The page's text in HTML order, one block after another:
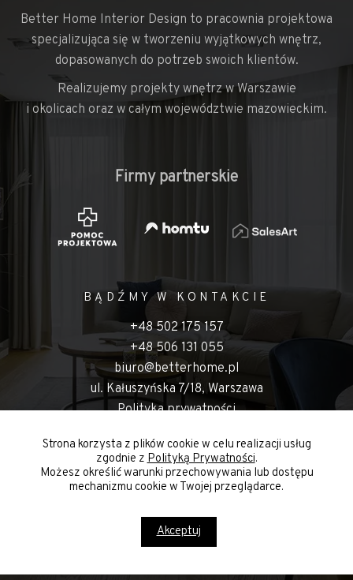
Better Home Interior Design to pracownia projektowa
specjalizująca się w tworzeniu wyjątkowych wnętrz,
dopasowanych do potrzeb swoich klientów.
Realizujemy projekty wnętrz w Warszawie
i okolicach oraz w całym województwie mazowieckim.
Firmy partnerskie
BĄDŹMY W KONTAKCIE
+48 502 175 157
+48 506 131 055
biuro@betterhome.pl
ul. Kałuszyńska 7/18, Warszawa
Polityka prywatności
Better Home Interior Design 2023. Wszelkie prawa zastrzeżone.
Strona korzysta z plików cookie w celu realizacji usług
zgodnie zPolityką Prywatności.
Możesz określić warunki przechowywania lub dostępu
mechanizmu cookie w Twojej przeglądarce.
Akceptuj